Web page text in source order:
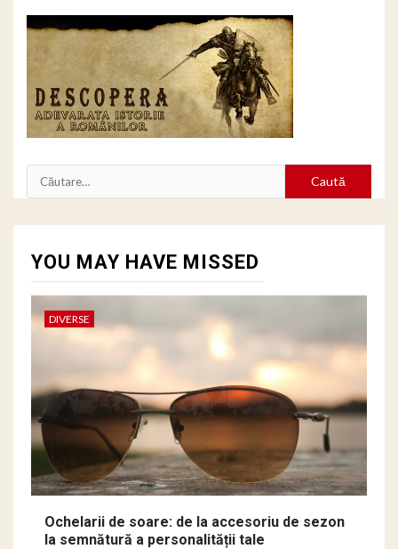
Caută
după:
YOU MAY HAVE MISSED
DIVERSE
Ochelarii de soare: de la accesoriu de sezon
la semnătură a personalității tale